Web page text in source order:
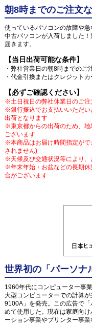
朝8時までのご注文
使っているパソコンの故障や
中古パソコンが入荷しました
届きます。
【当日出荷可能な条件】
・弊社営業日の朝8時までのご
・代金引換またはクレジット
【必ずご確認ください】
※土日祝日の弊社休業日のご
※銀行振込でお支払いいただ
出荷となります
※東京都からの出荷のため、
ございます
※本商品はお届け時間指定がで
されません)
※天候及び交通状況等により
※年末年始・お盆などの長期
合がございます
世界初の「パーソ
1960年代にコンピューター事
大型コンピューターでの計算
9100A」を発売。この広告で
めて使用した。現在は家庭向
ーション事業やプリンター事業